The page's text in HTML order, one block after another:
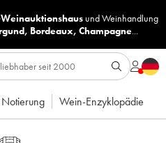
undWeinhandlung
, Bordeaux, Champagne...
Notierung Wein-Enzyklopädie